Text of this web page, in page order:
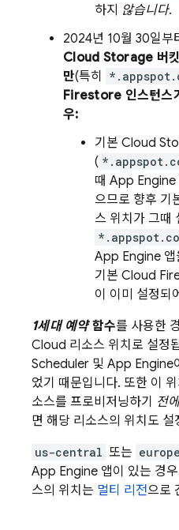
하지 않습니다.
2024년 10월 30일부
Cloud Storage 버
만(특히
Firestore 인스턴스
우:
기본 Cloud
(
때 App Engine
으므로 향후 기
스 위치가 그때
App Engine
기본 Cloud
이 이미 설정되
1세대 예약함수를 사용한
Cloud 리소스 위치로 설정
Scheduler 및 App Engine
었기 때문입니다. 또한 이
소스를 프로비저닝하기 전에
면 해당 리소스의 위치도 설
us-central 또는
App Engine 앱이 있는 경
스의 위치는 멀티 리전으로